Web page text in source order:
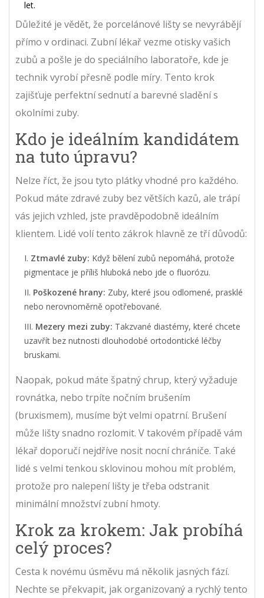
let.
Důležité je vědět, že porcelánové lišty se nevyrábějí
přímo v ordinaci. Zubní lékař vezme otisky vašich
zubů a pošle je do speciálního laboratoře, kde je
technik vyrobí přesně podle míry. Tento krok
zajišťuje perfektní sednutí a barevné sladění s
okolními zuby.
Kdo je ideálním kandidátem
na tuto úpravu?
Nelze říct, že jsou tyto plátky vhodné pro každého.
Pokud máte zdravé zuby bez větších kazů, ale trápí
vás jejich vzhled, jste pravděpodobně ideálním
klientem. Lidé volí tento zákrok hlavně ze tří důvodů:
Ztmavlé zuby: Když bělení zubů nepomáhá, protože
pigmentace je příliš hluboká nebo jde o fluorózu.
Poškozené hrany: Zuby, které jsou odlomené, prasklé
nebo nerovnoměrně opotřebované.
Mezery mezi zuby: Takzvané diastémy, které chcete
uzavřít bez nutnosti dlouhodobé ortodontické léčby
bruskami.
Naopak, pokud máte špatný chrup, který vyžaduje
rovnátka, nebo trpíte nočním brušením
(bruxismem), musíme být velmi opatrní. Brušení
může lišty snadno rozlomit. V takovém případě vám
lékař doporučí nejdříve nosit nocní chrániče. Také
lidé s velmi tenkou sklovinou mohou mít problém,
protože pro nalepení lišty je třeba odstranit
minimální množství zubní hmoty.
Krok za krokem: Jak probíhá
celý proces?
Cesta k novému úsměvu má několik jasných fází.
Nechte se překvapit, jak organizovaný a rychlý tento